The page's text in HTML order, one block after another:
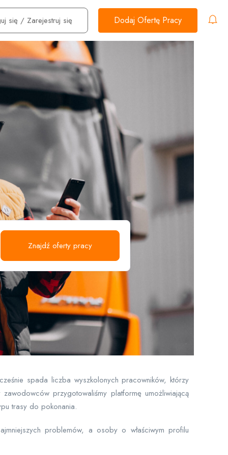
się / Zarejestruj się Dodaj Ofertę Pracy
Znajdź oferty pracy
spada liczba wyszkolonych pracowników, którzy
przygotowaliśmy platformę umożliwiającą
trasy do pokonania.
problemów, a osoby o właściwym profilu